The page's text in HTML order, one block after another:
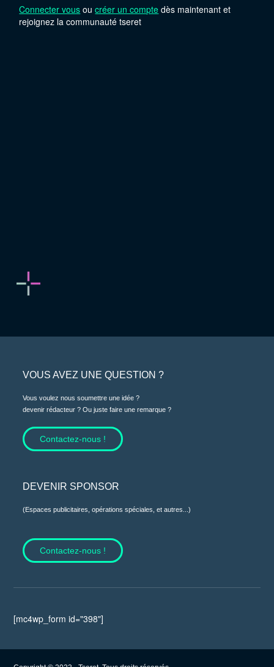
Connecter vous oucréer un compte dès maintenant et
rejoignez la communauté tseret
VOUS AVEZ UNE QUESTION ?
Vous voulez nous soumettre une idée ?
devenir rédacteur ? Ou juste faire une remarque ?
Contactez-nous !
DEVENIR SPONSOR
(Espaces publicitaires, opérations spéciales, et autres...)
Contactez-nous !
[mc4wp_form id="398"]